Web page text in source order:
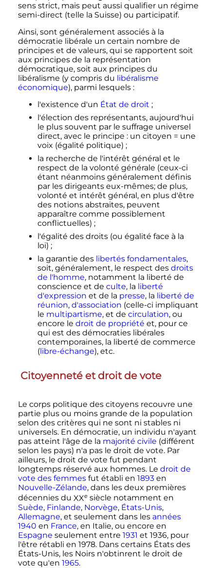
sens strict, mais peut aussi qualifier un régime
semi-direct (telle la Suisse) ou participatif.
Ainsi, sont généralement associés à la
démocratie libérale un certain nombre de
principes et de valeurs, qui se rapportent soit
aux principes de la représentation
démocratique, soit aux principes du
libéralisme (y compris du libéralisme
économique), parmi lesquels :
l'existence d'un État de droit ;
l'élection des représentants, aujourd'hui
le plus souvent par le suffrage universel
direct, avec le principe : un citoyen = une
voix (égalité politique) ;
la recherche de l'intérêt général et le
respect de la volonté générale (ceux-ci
étant néanmoins généralement définis
par les dirigeants eux-mêmes; de plus,
volonté et intérêt général, en plus d'être
des notions abstraites, peuvent
apparaître comme possiblement
conflictuelles) ;
l'égalité des droits (ou égalité face à la
loi) ;
la garantie des libertés fondamentales,
soit, généralement, le respect des droits
de l'homme, notamment la liberté de
conscience et de culte, la liberté
d'expression et de la presse, la liberté de
réunion, d'association (celle-ci impliquant
le multipartisme, et de circulation, ou
encore le droit de propriété et, pour ce
qui est des démocraties libérales
contemporaines, la liberté de commerce
(libre-échange), etc.
Citoyenneté et droit de vote
Le corps politique des citoyens recouvre une
partie plus ou moins grande de la population
selon des critères qui ne sont ni stables ni
universels. En démocratie, un individu n'ayant
pas atteint l'âge de la majorité civile (différent
selon les pays) n'a pas le droit de vote. Par
ailleurs, le droit de vote fut pendant
longtemps réservé aux hommes. Le droit de
vote des femmesfut établi en 1893en
Nouvelle-Zélande, dans les deux premières
décennies du XXe siècle notamment en
Suède, Finlande, Norvège, États-Unis,
Allemagne, et seulement dans les années
1940 en France, en Italie, ou encore en
Espagne seulement entre 1931 et 1936, pour
l'être rétabli en 1978. Dans certains États des
États-Unis, les Noirs n'obtinrent le droit de
vote qu'en 1965.